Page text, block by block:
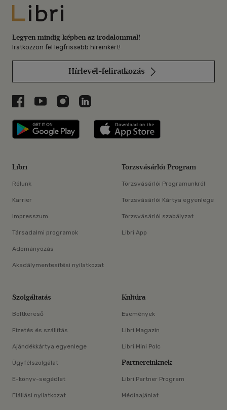
Libri
Legyen mindig képben az irodalommal!
Iratkozzon fel legfrissebb híreinkért!
Hírlevél-feliratkozás
Libri a Facebookon
Libri a Youtube-on
Libri az Instagramon
Libri a LinkedInen
Libri applikáció Szerezd meg: Google
Libri
Rólunk
Karrier
Impresszum
Társadalmi programok
Adományozás
Akadálymentesítési nyilatkozat
Törzsvásárlói Program
Törzsvásárlói Programunkról
Törzsvásárlói Kártya egyenlege
Törzsvásárlói szabályzat
Libri App
Szolgáltatás
Boltkereső
Fizetés és szállítás
Ajándékkártya egyenlege
Ügyfélszolgálat
E-könyv-segédlet
Elállási nyilatkozat
Kultúra
Események
Libri Magazin
Libri Mini Polc
Partnereinknek
Libri Partner Program
Médiaajánlat